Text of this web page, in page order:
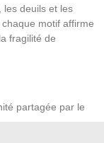
les deuils et les
motif affirme
fragilité de
partagée par le